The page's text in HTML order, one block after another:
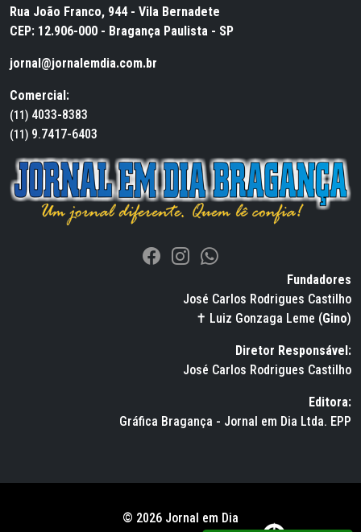
Rua João Franco, 944 - Vila Bernadete
CEP: 12.906-000 - Bragança Paulista - SP
jornal@jornalemdia.com.br
Comercial:
(11) 4033-8383
(11) 9.7417-6403
Fundadores
José Carlos Rodrigues Castilho
✝ Luiz Gonzaga Leme (Gino)
Diretor Responsável:
José Carlos Rodrigues Castilho
Editora:
Gráfica Bragança - Jornal em Dia Ltda. EPP
© 2026 Jornal em Dia